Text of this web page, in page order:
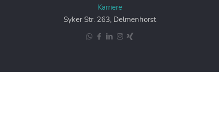
Karriere
Syker Str. 263, Delmenhorst